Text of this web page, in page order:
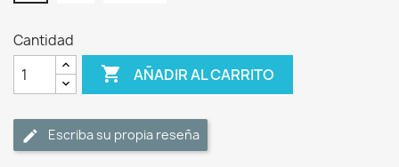
Cantidad
 AÑADIR AL CARRITO
Escriba su propia reseña